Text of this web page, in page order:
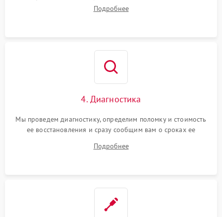
Подробнее
4. Диагностика
Мы проведем диагностику, определим поломку и стоимость
ее восстановления и сразу сообщим вам о сроках ее
Подробнее